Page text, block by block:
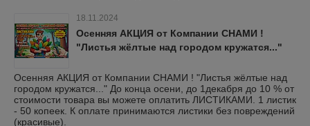
18.11.2024
Осенняя АКЦИЯ от Компании СНАМИ !
"Листья жёлтые над городом кружатся..."
Осенняя АКЦИЯ от Компании СНАМИ ! "Листья жёлтые над
городом кружатся..." До конца осени, до 1декабря до 10 % от
стоимости товара вы можете оплатить ЛИСТИКАМИ. 1 листик
- 50 копеек. К оплате принимаются листики без повреждений
(красивые).